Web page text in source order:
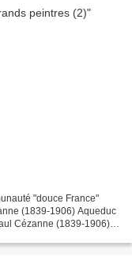
"douce France"
(1839-1906) Aqueduc
Cézanne (1839-1906)